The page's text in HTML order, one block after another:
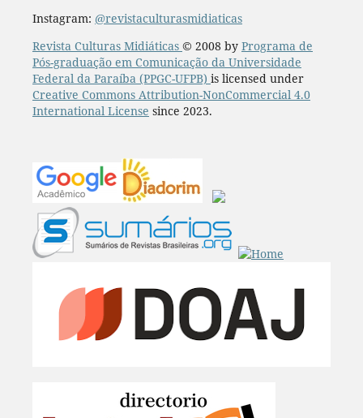
Instagram: @revistaculturasmidiaticas
Revista Culturas Midiáticas © 2008 by Programa de
Pós-graduação em Comunicação da Universidade
Federal da Paraíba (PPGC-UFPB) is licensed under
Creative Commons Attribution-NonCommercial 4.0
International License since 2023.